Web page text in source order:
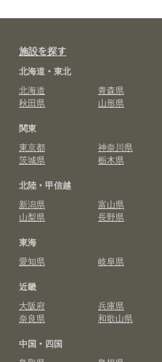
施設を探す
北海道・東北
北海道
青森県
秋田県
山形県
関東
東京都
神奈川県
茨城県
栃木県
北陸・甲信越
新潟県
富山県
山梨県
長野県
東海
愛知県
岐阜県
近畿
大阪府
兵庫県
奈良県
和歌山県
中国・四国